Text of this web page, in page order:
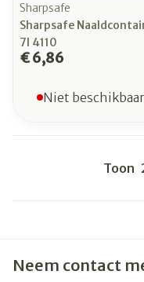
Sharpsafe
Sharpsafe
7l 4110
€ 6,86
Niet beschikbaar
Toon
Neem contact